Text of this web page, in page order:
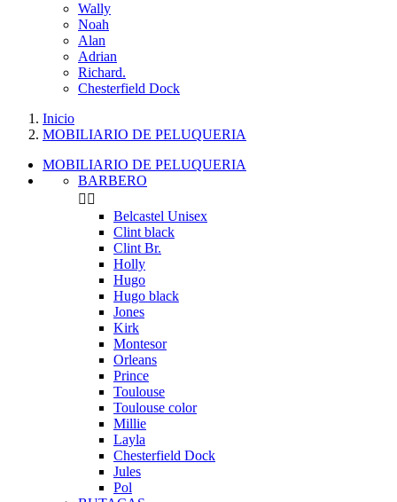
Wally
Noah
Alan
Adrian
Richard.
Chesterfield Dock
Inicio
MOBILIARIO DE PELUQUERIA
MOBILIARIO DE PELUQUERIA
BARBERO
 
Belcastel Unisex
Clint black
Clint Br.
Holly
Hugo
Hugo black
Jones
Kirk
Montesor
Orleans
Prince
Toulouse
Toulouse color
Millie
Layla
Chesterfield Dock
Jules
Pol